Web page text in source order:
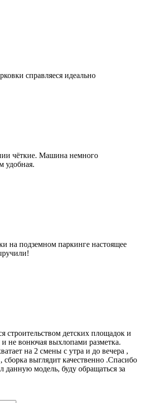
справляеся идеально
чёткие. Машина немного
удобная.
на подземном паркинге настоящее
строительством детских площадок и
не вонючая выхлопами разметка.
на 2 смены с утра и до вечера ,
сборка выглядит качественно .Спасибо
данную модель, буду обращаться за